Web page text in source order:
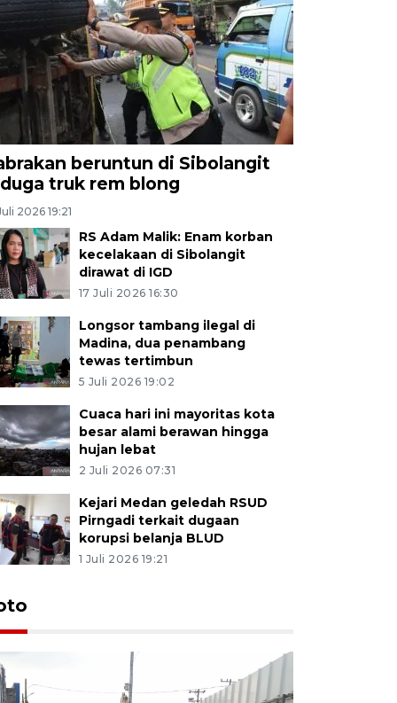
beruntun di Sibolangit
truk rem blong
2026 19:21
RS Adam Malik: Enam korban
kecelakaan di Sibolangit
dirawat di IGD
17 Juli 2026 16:30
Longsor tambang ilegal di
Madina, dua penambang
tewas tertimbun
5 Juli 2026 19:02
Cuaca hari ini mayoritas kota
besar alami berawan hingga
hujan lebat
2 Juli 2026 07:31
Kejari Medan geledah RSUD
Pirngadi terkait dugaan
korupsi belanja BLUD
1 Juli 2026 19:21